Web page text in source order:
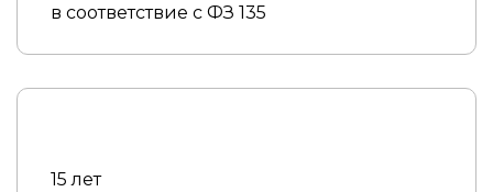
в соответствие с ФЗ 135
15 лет